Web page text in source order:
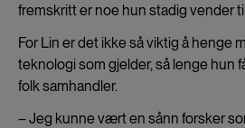
fremskritt er noe hun stadig vender
For Lin er det ikke så viktig å henge
teknologi som gjelder, så lenge hun
folk samhandler.
– Jeg kunne vært en sånn forsker